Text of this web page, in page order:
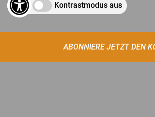
Kontrastmodus aus
ABONNIERE JETZT DEN